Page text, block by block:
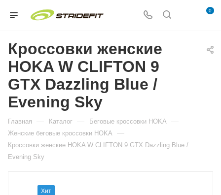
0
Кроссовки женские
HOKA W CLIFTON 9
GTX Dazzling Blue /
Evening Sky
Главная — Каталог — Беговые кроссовки HOKA —
Женские беговые кроссовки HOKA —
Кроссовки женские HOKA W CLIFTON 9 GTX Dazzling Blue /
Evening Sky
Хит